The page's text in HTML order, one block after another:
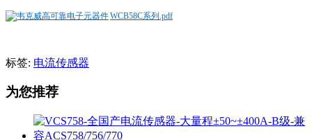
WCB58C系列.pdf
标签: 电流传感器
为您推荐